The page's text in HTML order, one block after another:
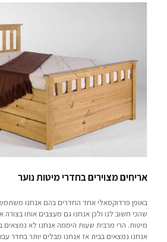
אריחים מצוירים בחדרי מיטות נוער
באופן פרדוקסאלי אחד החדרים בהם אנחנו
שהכי חשוב לנו ולכן אנחנו גם מעצבים אותו
מיטות. הרי מרבית שעות היממה אנחנו לא נמצאים
אנחנו נמצאים בבית אז אנחנו מבלים יותר בחדר